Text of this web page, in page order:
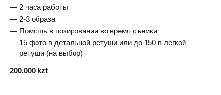
2 часа работы
2-3 образа
Помощь в позировании во время съемки
15 фото в детальной ретуши или до 150 в легкой
ретуши (на выбор)
200.000 kzt